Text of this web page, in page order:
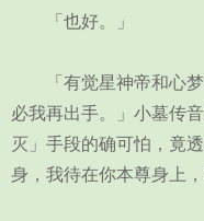
「也好。」
「有觉星神帝和心梦
必我再出手。」小墓传
灭」手段的确可怕，竟
身，我待在你本尊身上